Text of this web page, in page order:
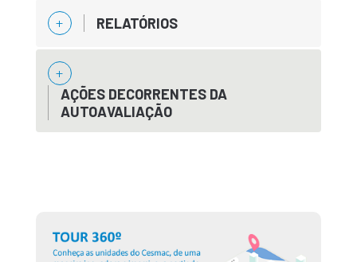
RELATÓRIOS
AÇÕES DECORRENTES DA
AUTOAVALIAÇÃO